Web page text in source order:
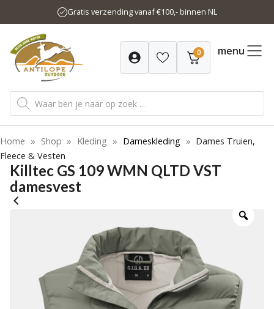
naar
inhoud
Gratis verzending vanaf €100,- binnen NL
0 menu
Producten
zoeken
Home » Shop » Kleding » Dameskleding » Dames Truien,
Fleece & Vesten
Killtec GS 109 WMN QLTD VST
damesvest